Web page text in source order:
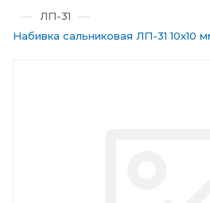
— ЛП-31 —
Набивка сальниковая ЛП-31 10х10